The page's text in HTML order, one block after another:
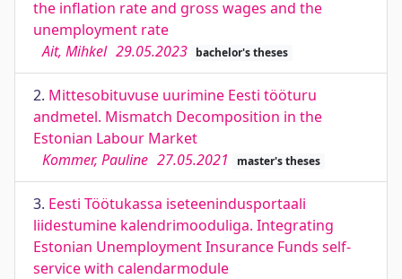
the inflation rate and gross wages and the
unemployment rate
Ait, Mihkel 29.05.2023 bachelor's theses
2. Mittesobituvuse uurimine Eesti tööturu
andmetel. Mismatch Decomposition in the
Estonian Labour Market
Kommer, Pauline 27.05.2021 master's theses
3. Eesti Töötukassa iseteenindusportaali
liidestumine kalendrimooduliga. Integrating
Estonian Unemployment Insurance Funds self-
service with calendarmodule